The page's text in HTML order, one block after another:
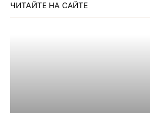
ЧИТАЙТЕ НА САЙТЕ